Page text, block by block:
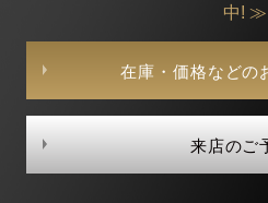
中! ≫
在庫・価格などの
来店のご